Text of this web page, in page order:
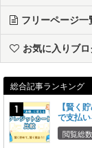
フリーページ一
お気に入りブ
総合記事ランキング
【賢く
で支払
閲覧総